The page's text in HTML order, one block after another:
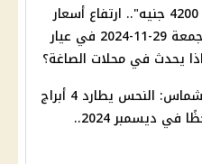
"الجرام يتخطى 4200 جنيه".. ارتفاع أسعار
الذهب اليوم الجمعة 29-11-2024 في عيار
توقعات كارمن شماس: النحس يطارد 4 أبراج
فلكية الأسوأ حظًا في ديسمبر 2024..